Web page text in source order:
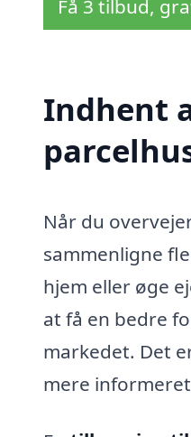
Få 3 tilbud,
Indhent
Når du
sammenligne
hjem eller øge
at få en bedre
markedet. Det
mere